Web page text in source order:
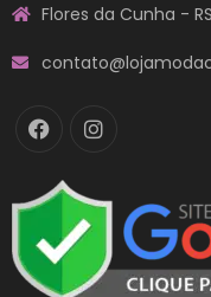
Flores da Cunha - RS